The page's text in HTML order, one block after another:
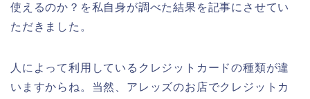
使えるのか？を私自身が調べた結果を記事にさせてい
ただきました。
人によって利用しているクレジットカードの種類が違
いますからね。当然、アレッズのお店でクレジットカ